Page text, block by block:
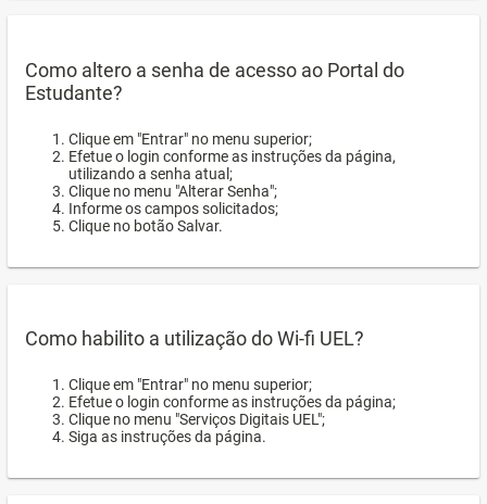
Como altero a senha de acesso ao Portal do
Estudante?
Clique em "Entrar" no menu superior;
Efetue o login conforme as instruções da página,
utilizando a senha atual;
Clique no menu "Alterar Senha";
Informe os campos solicitados;
Clique no botão Salvar.
Como habilito a utilização do Wi-fi UEL?
Clique em "Entrar" no menu superior;
Efetue o login conforme as instruções da página;
Clique no menu "Serviços Digitais UEL";
Siga as instruções da página.